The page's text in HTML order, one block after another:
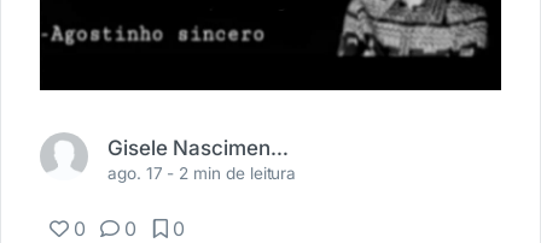
Gisele Nascimento Teixeira
ago. 17 - 2 min de leitura
0 0 0